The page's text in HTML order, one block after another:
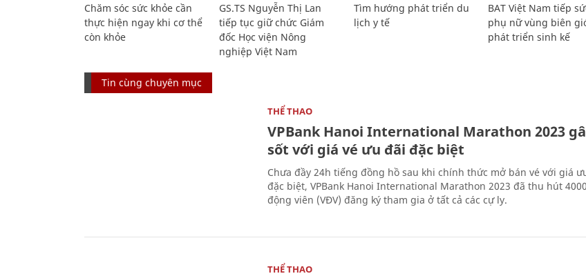
Chăm sóc sức khỏe cần
thực hiện ngay khi cơ thể
còn khỏe
GS.TS Nguyễn Thị Lan
tiếp tục giữ chức Giám
đốc Học viện Nông
nghiệp Việt Nam
Tìm hướng phát triển du
lịch y tế
BAT Việt Nam tiếp
phụ nữ vùng biên
phát triển sinh kế
Tin cùng chuyên mục
THỂ THAO
VPBank Hanoi International Marathon 2023
sốt với giá vé ưu đãi đặc biệt
Chưa đầy 24h tiếng đồng hồ sau khi chính thức mở bán vé với giá
đặc biệt, VPBank Hanoi International Marathon 2023 đã thu hút
động viên (VĐV) đăng ký tham gia ở tất cả các cự ly.
THỂ THAO